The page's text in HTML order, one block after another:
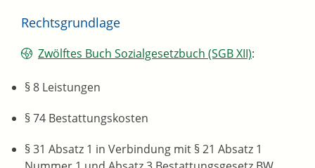
Rechtsgrundlage
Zwölftes Buch Sozialgesetzbuch (SGB XII):
§ 8 Leistungen
§ 74 Bestattungskosten
§ 31 Absatz 1 in Verbindung mit § 21 Absatz 1